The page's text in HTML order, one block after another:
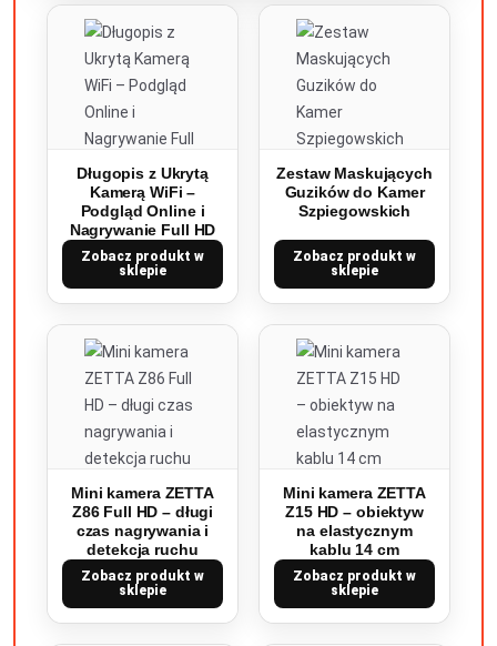
Długopis z Ukrytą
Kamerą WiFi –
Podgląd Online i
Nagrywanie Full HD
Zobacz produkt w
sklepie
Zestaw Maskujących
Guzików do Kamer
Szpiegowskich
Zobacz produkt w
sklepie
Mini kamera ZETTA
Z86 Full HD – długi
czas nagrywania i
detekcja ruchu
Zobacz produkt w
sklepie
Mini kamera ZETTA
Z15 HD – obiektyw
na elastycznym
kablu 14 cm
Zobacz produkt w
sklepie